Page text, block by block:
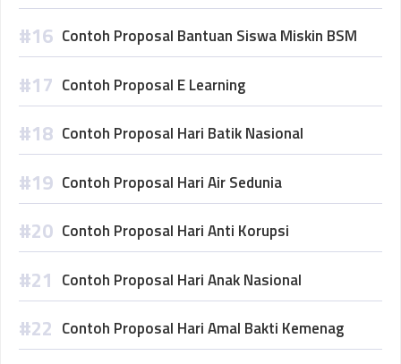
Contoh Proposal Bantuan Siswa Miskin BSM
Contoh Proposal E Learning
Contoh Proposal Hari Batik Nasional
Contoh Proposal Hari Air Sedunia
Contoh Proposal Hari Anti Korupsi
Contoh Proposal Hari Anak Nasional
Contoh Proposal Hari Amal Bakti Kemenag